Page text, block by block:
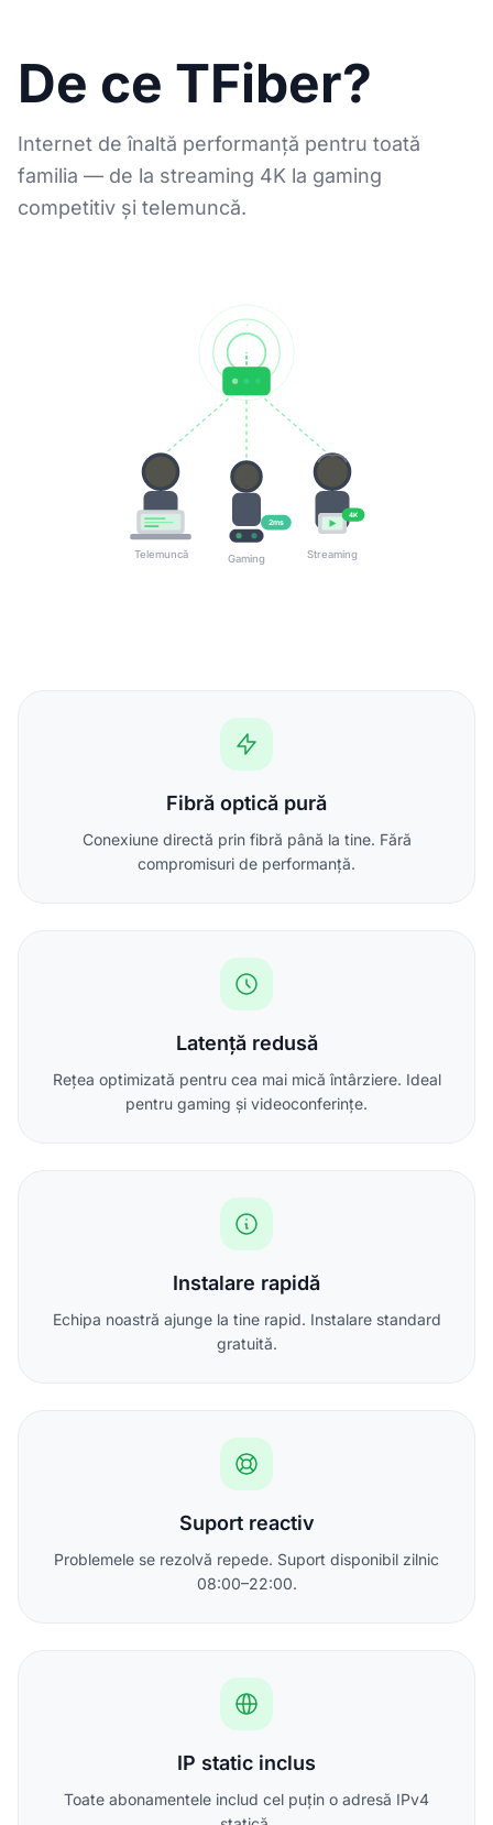
De ce TFiber?
Internet de înaltă performanță pentru toată
familia — de la streaming 4K la gaming
competitiv și telemuncă.
Telemuncă
2ms
Gaming
4K
Streaming
Fibră optică pură
Conexiune directă prin fibră până la tine. Fără
compromisuri de performanță.
Latență redusă
Rețea optimizată pentru cea mai mică întârziere. Ideal
pentru gaming și videoconferințe.
Instalare rapidă
Echipa noastră ajunge la tine rapid. Instalare standard
gratuită.
Suport reactiv
Problemele se rezolvă repede. Suport disponibil zilnic
08:00–22:00.
IP static inclus
Toate abonamentele includ cel puțin o adresă IPv4